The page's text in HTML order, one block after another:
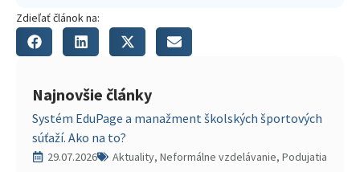
Zdieľať článok na:
Najnovšie články
Systém EduPage a manažment školských športových
súťaží. Ako na to?
29.07.2026 Aktuality, Neformálne vzdelávanie, Podujatia